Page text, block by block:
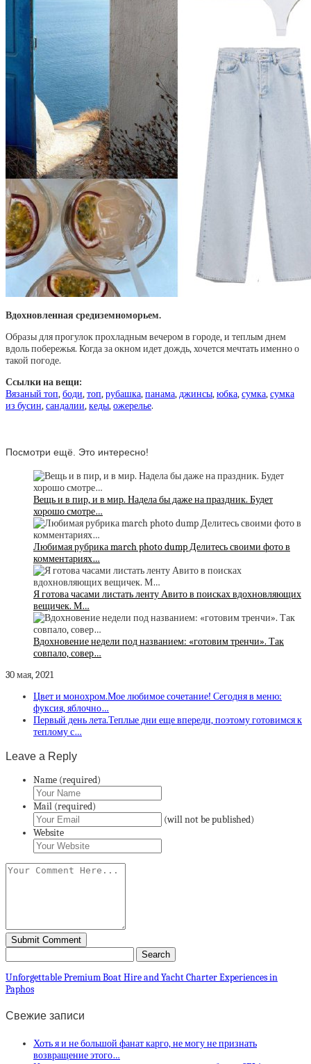
Вдохновленная средиземноморьем.
Образы для прогулок прохладным вечером в городе, и теплым днем
вдоль побережья. Когда за окном идет дождь, хочется мечтать именно о
такой погоде.
Ссылки на вещи:
Вязаный топ,боди,топ,рубашка,панама,джинсы,юбка,сумка,сумка
из бусин,сандалии,кеды,ожерелье.
Посмотри ещё. Это интересно!
Вещь и в пир, и в мир. Надела бы даже на праздник. Будет
хорошо смотре…
Любимая рубрика march photo dump Делитесь своими фото в
комментариях…
Я готова часами листать ленту Авито в поисках вдохновляющих
вещичек. М…
Вдохновение недели под названием: «готовим тренчи». Так
совпало, совер…
30 мая, 2021
Цвет и монохром.Мое любимое сочетание! Сегодня в меню:
фуксия, яблочно…
Первый день лета.Теплые дни еще впереди, поэтому готовимся к
теплому с…
Leave a Reply
Name (required)
Mail (required)
(will not be published)
Website
Unforgettable Premium Boat Hire and Yacht Charter Experiences in
Paphos
Свежие записи
Хоть я и не большой фанат карго, не могу не признать
возвращение этого…